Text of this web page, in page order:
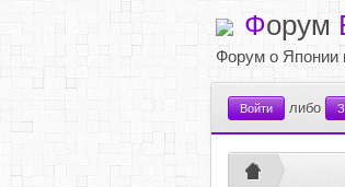
Форум
Форум о Японии
Войти либо